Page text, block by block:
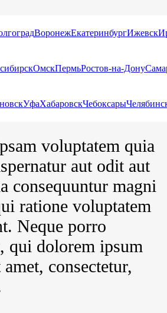
ВоронежЕкатеринбургИжевск
ОмскПермьРостов-на-Дону
УфаХабаровскЧебоксары
3 – Blue
include_post_thumbnail=”1″
items_gap=”1.5rem”]
voluptatem quia
aut odit aut
consequuntur magni
ratione voluptatem
Neque porro
qui dolorem ipsum
consectetur,